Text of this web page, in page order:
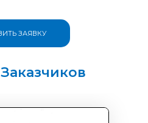
ЗАЯВКУ